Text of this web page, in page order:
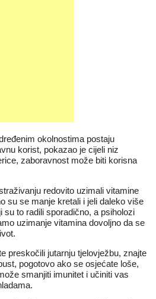
okolnostima postaju
korist, pokazao je cijeli niz
zaboravnost može biti korisna
redovito uzimali vitamine
su se manje kretali i jeli daleko više
su to radili sporadično, a psiholozi
uzimanje vitamina dovoljno da se
preskočili jutarnju tjelovježbu, znajte
pogotovo ako se osjećate loše,
smanjiti imunitet i učiniti vas